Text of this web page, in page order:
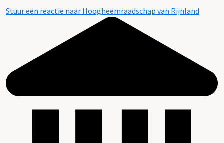
Stuur een reactie naar Hoogheemraadschap van Rijnland